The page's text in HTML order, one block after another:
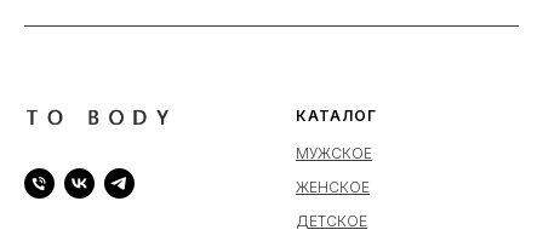
КАТАЛОГ
МУЖСКОЕ
ЖЕНСКОЕ
ДЕТСКОЕ